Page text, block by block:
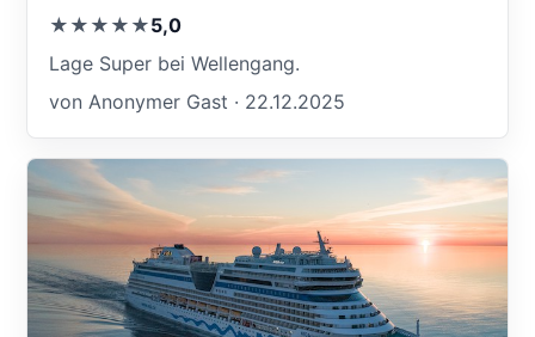
★★★★★5,0
Lage Super bei Wellengang.
von Anonymer Gast · 22.12.2025